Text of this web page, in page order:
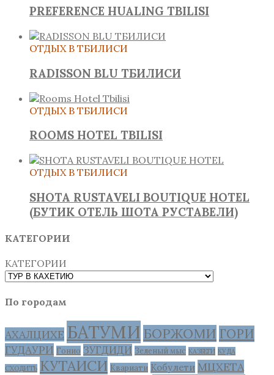
PREFERENCE HUALING TBILISI
ОТДЫХ В ТБИЛИСИ
RADISSON BLU ТБИЛИСИ
ОТДЫХ В ТБИЛИСИ
ROOMS HOTEL TBILISI
ОТДЫХ В ТБИЛИСИ
SHOTA RUSTAVELI BOUTIQUE HOTEL
(БУТИК ОТЕЛЬ ШОТА РУСТАВЕЛИ)
КАТЕГОРИИ
КАТЕГОРИИ
По городам
АХАЛЦИХЕ БАТУМИ БОРЖОМИ ГОРИ
ГУДАУРИ Гонио ЗУГДИДИ Зеленый мыс КАЗБЕГИ КУДА
СХОДИТЬ КУТАИСИ Квариати Кобулети МЦХЕТА